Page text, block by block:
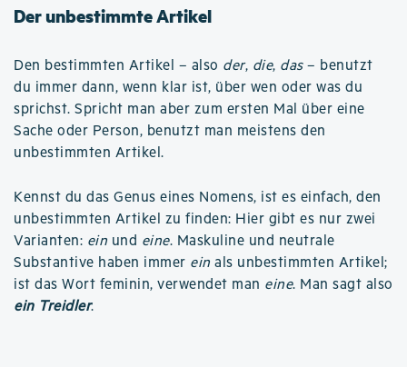
Der unbestimmte Artikel
Den bestimmten Artikel – also der, die, das– benutzt
du immer dann, wenn klar ist, über wen oder was du
sprichst. Spricht man aber zum ersten Mal über eine
Sache oder Person, benutzt man meistens den
unbestimmten Artikel.
Kennst du das Genus eines Nomens, ist es einfach, den
unbestimmten Artikel zu finden: Hier gibt es nur zwei
Varianten: ein und eine. Maskuline und neutrale
Substantive haben immer ein als unbestimmten Artikel;
ist das Wort feminin, verwendet man eine. Man sagt also
ein Treidler.